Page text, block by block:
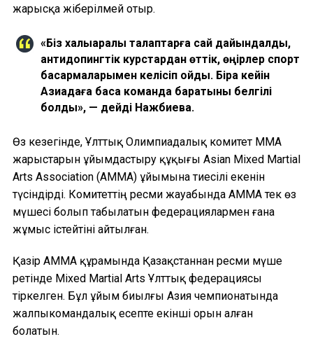
жарысқа жіберілмей отыр.
«Біз халықаралық талаптарға сай дайындалдық,
антидопингтік курстардан өттік, өңірлер спорт
басқармаларымен келісіп қойдық. Бірақ кейін
Азиадаға басқа команда баратыны белгілі
болды», — дейді Нажбиева.
Өз кезегінде, Ұлттық Олимпиадалық комитет ММА
жарыстарын ұйымдастыру құқығы Asian Mixed Martial
Arts Association (AMMA) ұйымына тиесілі екенін
түсіндірді. Комитеттің ресми жауабында AMMA тек өз
мүшесі болып табылатын федерациялармен ғана
жұмыс істейтіні айтылған.
Қазір AMMA құрамында Қазақстаннан ресми мүше
ретінде Mixed Martial Arts Ұлттық федерациясы
тіркелген. Бұл ұйым биылғы Азия чемпионатында
жалпыкомандалық есепте екінші орын алған
болатын.